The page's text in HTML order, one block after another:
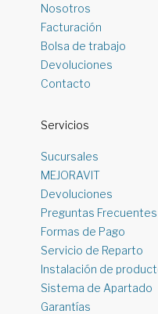
Nosotros
Facturación
Bolsa de trabajo
Devoluciones
Contacto
Servicios
Sucursales
MEJORAVIT
Devoluciones
Preguntas Frecuentes
Formas de Pago
Servicio de Reparto
Instalación de
Sistema de Apartado
Garantías